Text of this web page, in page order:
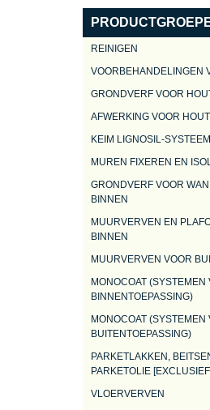
REINIGEN
VOORBEHANDELINGEN
GRONDVERF VOOR
AFWERKING VOOR
KEIM LIGNOSIL-SYSTEEM
MUREN FIXEREN EN
GRONDVERF VOOR
BINNEN
MUURVERVEN EN
BINNEN
MUURVERVEN VOOR
MONOCOAT (SYSTEMEN
BINNENTOEPASSING)
MONOCOAT (SYSTEMEN
BUITENTOEPASSING)
PARKETLAKKEN,
PARKETOLIE
VLOERVERVEN